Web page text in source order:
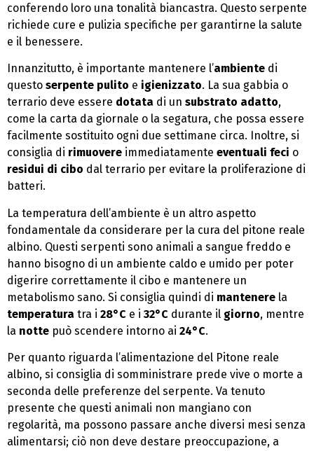
conferendo loro una tonalità biancastra. Questo serpente
richiede cure e pulizia specifiche per garantirne la salute
e il benessere.
Innanzitutto, è importante mantenere l’ambiente di
questo serpente pulito e igienizzato. La sua gabbia o
terrario deve essere dotata di un substrato adatto,
come la carta da giornale o la segatura, che possa essere
facilmente sostituito ogni due settimane circa. Inoltre, si
consiglia di rimuovere immediatamente eventuali feci o
residui di cibo dal terrario per evitare la proliferazione di
batteri.
La temperatura dell’ambiente è un altro aspetto
fondamentale da considerare per la cura del pitone reale
albino. Questi serpenti sono animali a sangue freddo e
hanno bisogno di un ambiente caldo e umido per poter
digerire correttamente il cibo e mantenere un
metabolismo sano. Si consiglia quindi di mantenere la
temperatura tra i 28°C e i 32°C durante il giorno, mentre
la notte può scendere intorno ai 24°C.
Per quanto riguarda l’alimentazione del Pitone reale
albino, si consiglia di somministrare prede vive o morte a
seconda delle preferenze del serpente. Va tenuto
presente che questi animali non mangiano con
regolarità, ma possono passare anche diversi mesi senza
alimentarsi; ciò non deve destare preoccupazione, a